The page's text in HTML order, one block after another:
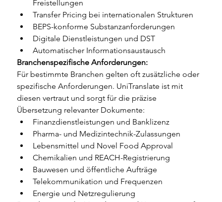
Freistellungen
Transfer Pricing bei internationalen Strukturen
BEPS-konforme Substanzanforderungen
Digitale Dienstleistungen und DST
Automatischer Informationsaustausch
Branchenspezifische Anforderungen:
Für bestimmte Branchen gelten oft zusätzliche oder
spezifische Anforderungen. UniTranslate ist mit
diesen vertraut und sorgt für die präzise
Übersetzung relevanter Dokumente:
Finanzdienstleistungen und Banklizenz
Pharma- und Medizintechnik-Zulassungen
Lebensmittel und Novel Food Approval
Chemikalien und REACH-Registrierung
Bauwesen und öffentliche Aufträge
Telekommunikation und Frequenzen
Energie und Netzregulierung